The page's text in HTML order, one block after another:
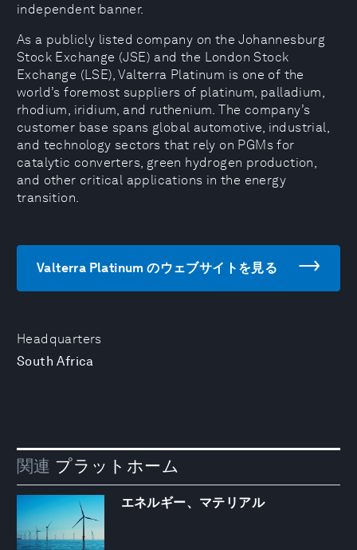
Headquarters
South Africa
independent banner.
As a publicly listed company on the Johannesburg
Stock Exchange (JSE) and the London Stock
Exchange (LSE), Valterra Platinum is one of the
world’s foremost suppliers of platinum, palladium,
rhodium, iridium, and ruthenium. The company’s
customer base spans global automotive, industrial,
and technology sectors that rely on PGMs for
catalytic converters, green hydrogen production,
and other critical applications in the energy
transition.
Valterra Platinum のウェブサイトを見る
関連 プラットホーム
エネルギー、マテリアル